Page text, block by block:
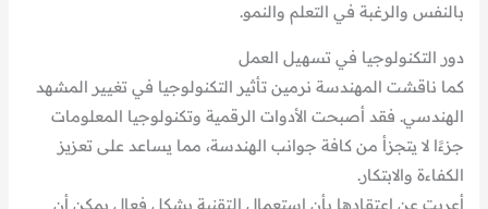
بالنفس والرغبة في التعلم والنمو.
دور التكنولوجيا في تسهيل العمل
كما ناقشت المهندسة نرمين تأثير التكنولوجيا في تغيير المشهد
الهندسي. فقد أصبحت الأدوات الرقمية وتكنولوجيا المعلومات
جزءًا لا يتجزأ من كافة جوانب الهندسة، مما يساعد على تعزيز
الكفاءة والابتكار.
أعربت عن اعتقادها بأن استعمال التقنية بشكل فعال يمكن أن